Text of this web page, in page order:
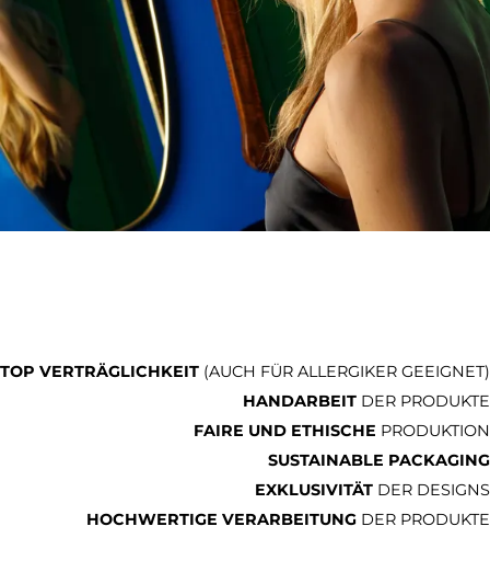
TOP VERTRÄGLICHKEIT (AUCH FÜR ALLERGIKER GEEIGNET)
HANDARBEIT DER PRODUKTE
FAIRE UND ETHISCHE PRODUKTION
SUSTAINABLE PACKAGING
EXKLUSIVITÄT DER DESIGNS
HOCHWERTIGE VERARBEITUNG DER PRODUKTE